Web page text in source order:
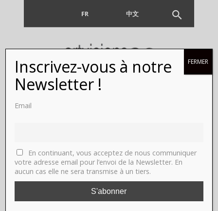
FR 中文
Inscrivez-vous à notre
Newsletter !
Email
En continuant, vous acceptez de nous communiquer
votre adresse email pour l’envoi de la Newsletter. En
aucun cas elle ne sera transmise à un tiers.
FERMER